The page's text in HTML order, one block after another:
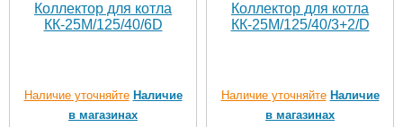
Коллектор для котла
КК-25M/125/40/6D
Наличие уточняйте Наличие
в магазинах
Коллектор для котла
КК-25M/125/40/3+2/D
Наличие уточняйте Наличие
в магазинах